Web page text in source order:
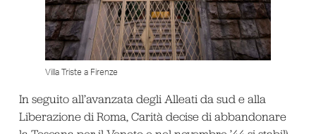
Villa Triste a Firenze
In seguito all’avanzata degli Alleati da sud e alla
Liberazione di Roma, Carità decise di abbandonare